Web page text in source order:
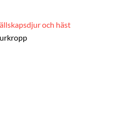
och häst